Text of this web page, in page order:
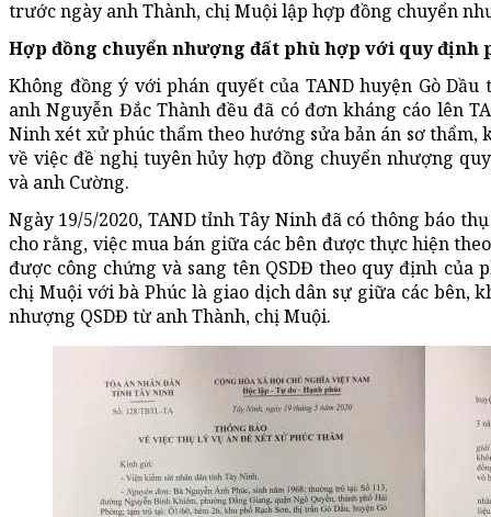
trước ngày anh Thành, chị Muội lập hợp đồng chuyển
Hợp đồng chuyển nhượng đất phù hợp với quy định
Không đồng ý với phán quyết của TAND huyện Gò
anh Nguyễn Đắc Thành đều đã có đơn kháng cáo lên
Ninh xét xử phúc thẩm theo hướng sửa bản án sơ thẩm,
về việc đề nghị tuyên hủy hợp đồng chuyển nhượng
và anh Cường.
Ngày 19/5/2020, TAND tỉnh Tây Ninh đã có thông báo
cho rằng, việc mua bán giữa các bên được thực hiện
được công chứng và sang tên QSDĐ theo quy định của
chị Muội với bà Phúc là giao dịch dân sự giữa các bên,
nhượng QSDĐ từ anh Thành, chị Muội.